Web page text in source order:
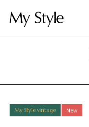
My Style vintage New